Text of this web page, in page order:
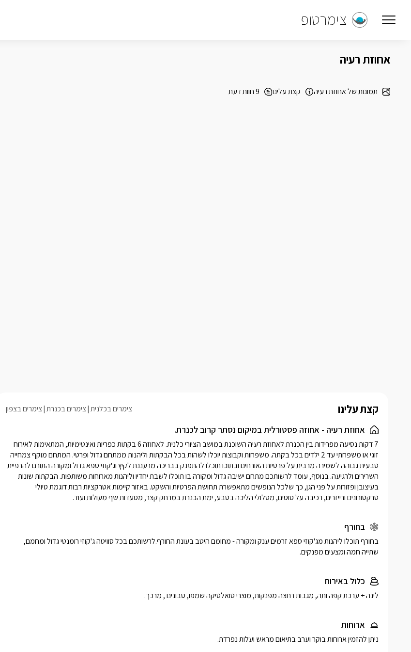
צימרטופ
אחוזת רעיה
תמונות של אחוזת רעיה קצת עלינו 9 חוות דעת
קצת עלינו צימרים בכלנית צימרים בכנרת צימרים בצפון
אחוזת רעיה - אחוזה פסטורלית במיקום נסתר קרוב לכנרת.
טרקטורונים ורייזרים, רכיבה על סוסים, מסלולי הליכה בטבע, ימת הכנרת במרחק קצר, מסעדות שף מעולות ועוד.
בחורף
שתייה חמה ומצעים מפנקים.
כלול באירוח
לינה + ערכת קפה ותה, מגבות רחצה מפנקות, מוצרי טואלטיקה שמפו, סבונים , מרכך.
ארוחות
ניתן להזמין ארוחות בוקר וערב בתיאום מראש ועלות נפרדת.